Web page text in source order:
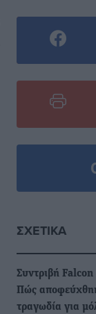
ΣΧΕΤΙΚΆ
Συντριβή
Πώς
τραγωδία για